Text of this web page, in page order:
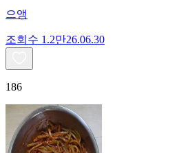
으앵
조회수 1.2만26.06.30
186